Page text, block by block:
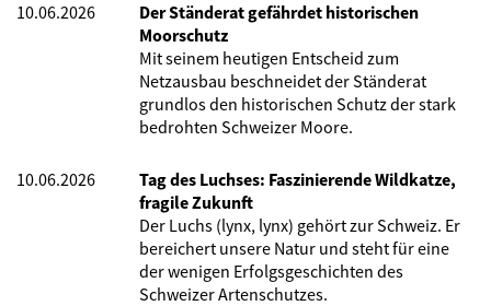
10.06.2026
Der Ständerat gefährdet historischen
Moorschutz
Mit seinem heutigen Entscheid zum
Netzausbau beschneidet der Ständerat
grundlos den historischen Schutz der stark
bedrohten Schweizer Moore.
10.06.2026
Tag des Luchses: Faszinierende Wildkatze,
fragile Zukunft
Der Luchs (lynx, lynx) gehört zur Schweiz. Er
bereichert unsere Natur und steht für eine
der wenigen Erfolgsgeschichten des
Schweizer Artenschutzes.